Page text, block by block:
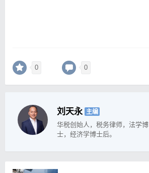
0 0
刘天永 主编
华税创始人，税务律师，法学博
士，经济学博士后。